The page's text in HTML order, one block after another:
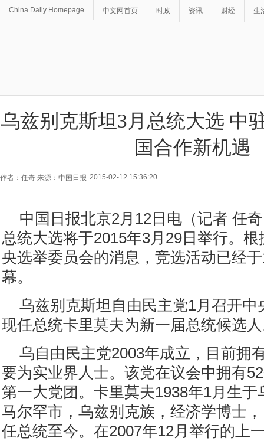
China Daily Homepage 中文网首页 时政 资讯 财经 生
乌兹别克斯坦3月总统大选 中
国合作新机遇
作者：任奇 来源：中国日报 2015-02-12 15:36:20
中国日报北京2月12日电（记者 任
总统大选将于2015年3月29日举行。
央选举委员会的消息，竞选活动已经
幕。
乌兹别克斯坦自由民主党1月召开中
现任总统卡里莫夫为新一届总统候选
乌自由民主党2003年成立，目前拥
要为实业界人士。该党在议会中拥有
第一大党团。卡里莫夫1938年1月生于
马尔罕市，乌兹别克族，经济学博士
任总统至今。在2007年12月举行的上